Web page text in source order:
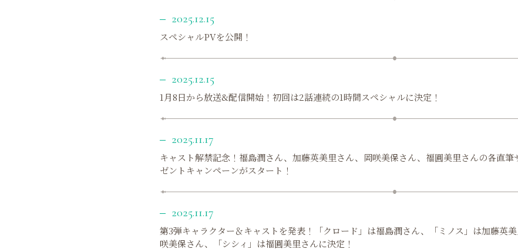
2025.12.15
スペシャルPVを公開！
2025.12.15
1月8日から放送&配信開始！初回は2話連続の1時間スペシャルに決定！
2025.11.17
キャスト解禁記念！福島潤さん、加藤英美里さん、岡咲美保さん、福圓美里さんの各直筆
ゼントキャンペーンがスタート！
2025.11.17
第3弾キャラクター＆キャストを発表！「クロード」は福島潤さん、「ミノス」は加藤英
咲美保さん、「シシィ」は福圓美里さんに決定！